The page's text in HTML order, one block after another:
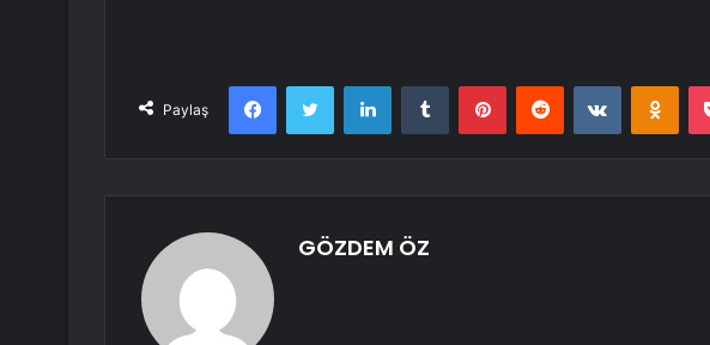
Paylaş
FacebookTwitter LinkedInTumblr PinterestReddit VKontakte
GÖZDEM ÖZ